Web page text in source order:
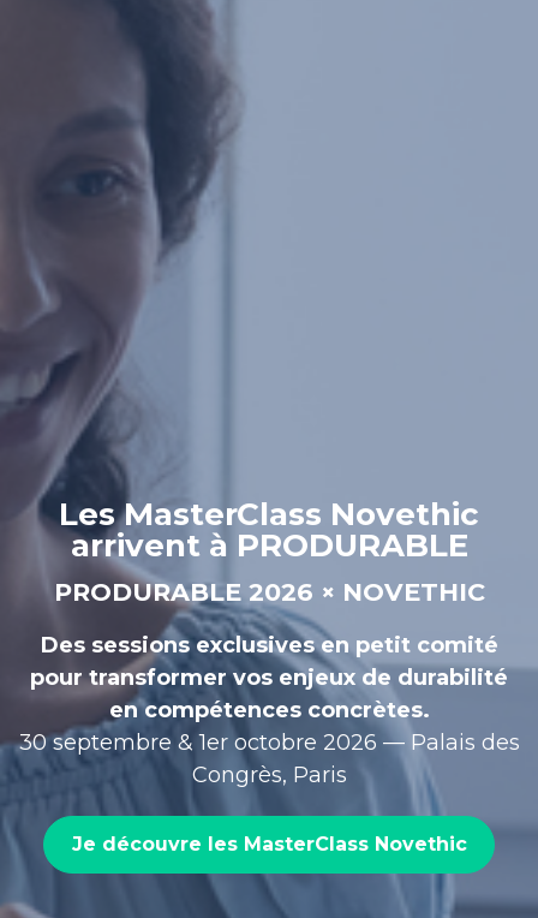
Les MasterClass Novethic
arrivent à PRODURABLE
PRODURABLE 2026 × NOVETHIC
Des sessions exclusives en petit comité
pour transformer vos enjeux de durabilité
en compétences concrètes.
30 septembre & 1er octobre 2026 — Palais des
Congrès, Paris
Je découvre les MasterClass Novethic